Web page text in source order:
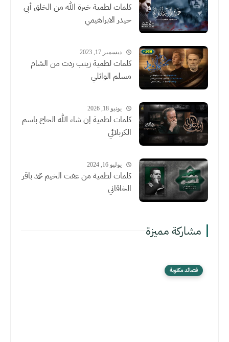
كلمات لطمية خيرة الله من الخلق أبي
حيدر الابراهيمي
ديسمبر 17, 2023
كلمات لطمية زينب ردت من الشام
مسلم الوائلي
يونيو 18, 2026
كلمات لطمية إن شاء الله الحاج باسم
الكربلائي
يوليو 16, 2024
كلمات لطمية من عفت الخيم محمد باقر
الخاقاني
مشاركة مميزة
قصائد مكتوبة